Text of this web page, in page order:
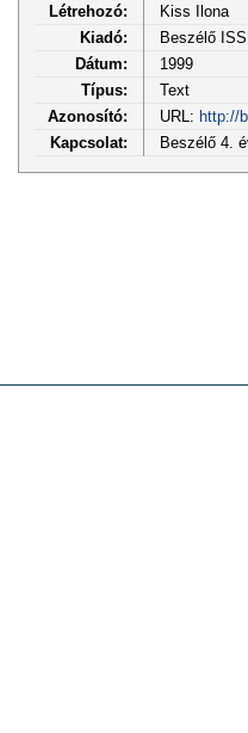
Létrehozó:
Kiss Ilona
Kiadó:
Beszélő
Dátum:
1999
Típus:
Text
Azonosító:
URL: http://
Kapcsolat:
Beszélő 4.